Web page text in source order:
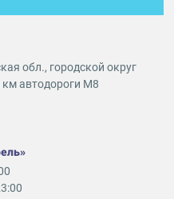
обл., городской округ
км автодороги М8